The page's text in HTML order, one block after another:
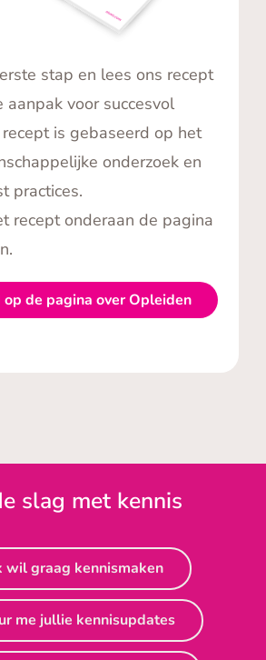
stap en lees ons recept
aanpak voor succesvol
is gebaseerd op het
onderzoek en
practices.
recept onderaan de pagina
de pagina over Opleiden
slag met kennis
wil graag kennismaken
me jullie kennisupdates